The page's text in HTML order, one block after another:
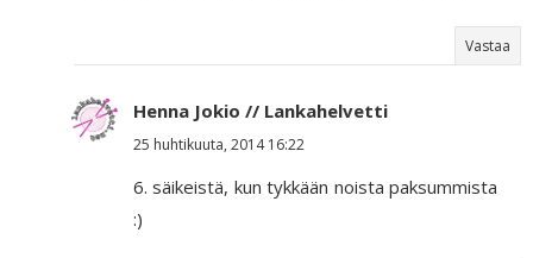
Vastaa
Henna Jokio // Lankahelvetti
25 huhtikuuta, 2014 16:22
6. säikeistä, kun tykkään noista paksummista
:)